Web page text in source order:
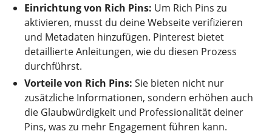
Einrichtung von Rich Pins: Um Rich Pins zu
aktivieren, musst du deine Webseite verifizieren
und Metadaten hinzufügen. Pinterest bietet
detaillierte Anleitungen, wie du diesen Prozess
durchführst.
Vorteile von Rich Pins: Sie bieten nicht nur
zusätzliche Informationen, sondern erhöhen auch
die Glaubwürdigkeit und Professionalität deiner
Pins, was zu mehr Engagement führen kann.